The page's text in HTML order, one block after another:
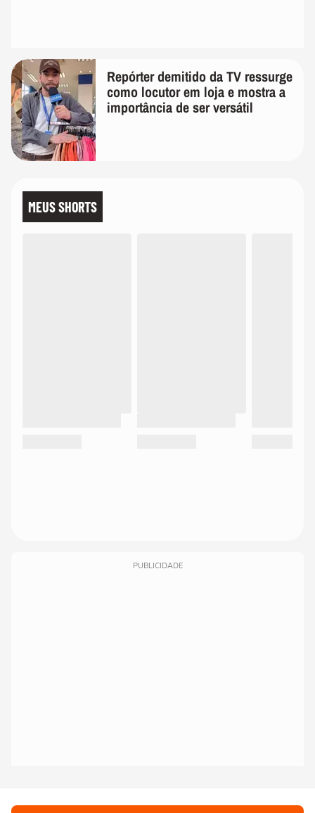
Repórter demitido da TV ressurge
como locutor em loja e mostra a
importância de ser versátil
MEUS SHORTS
PUBLICIDADE